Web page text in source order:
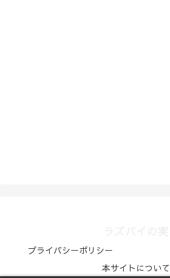
プライバシーポリシー
本サイトについて